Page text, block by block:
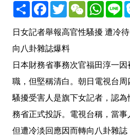
分
享
F
a
e
b
o
o
k
T
w
t
t
e
r
W
h
a
W
h
t
s
p
L
e
日女記者舉報高官性騷擾 遭冷
向八卦雜誌爆料
日本財務省事務次官福田淳一
職，但堅稱清白。朝日電視台
騷擾受害人是旗下女記者，認
務省正式投訴。電視台稱，當事
但遭冷淡回應因而轉向八卦雜